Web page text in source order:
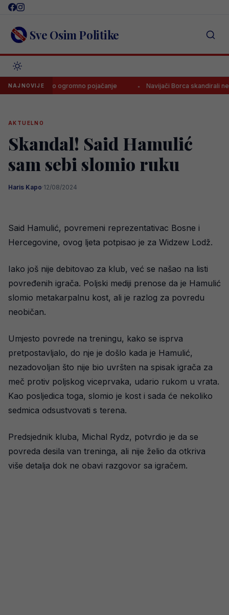
Skip
content Sve Osim Politike
NAJNOVIJE
dogovorio ogromno pojačanje Navijači Borca skandirali
AKTUELNO
Skandal! Said Hamulić
sam sebi slomio ruku
Haris Kapo·12/08/2024
Said Hamulić, povremeni reprezentativac Bosne i
Hercegovine, ovog ljeta potpisao je za Widzew Lodž.
Iako još nije debitovao za klub, već se našao na listi
povređenih igrača. Poljski mediji prenose da je Hamulić
slomio metakarpalnu kost, ali je razlog za povredu
neobičan.
Umjesto povrede na treningu, kako se isprva
pretpostavljalo, do nje je došlo kada je Hamulić,
nezadovoljan što nije bio uvršten na spisak igrača za
meč protiv poljskog viceprvaka, udario rukom u vrata.
Kao posljedica toga, slomio je kost i sada će nekoliko
sedmica odsustvovati s terena.
Predsjednik kluba, Michal Rydz, potvrdio je da se
povreda desila van treninga, ali nije želio da otkriva
više detalja dok ne obavi razgovor sa igračem.